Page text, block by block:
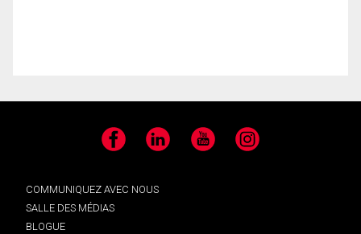
Facebook LinkedIn YouTube Instagram
COMMUNIQUEZ AVEC NOUS
SALLE DES MÉDIAS
BLOGUE